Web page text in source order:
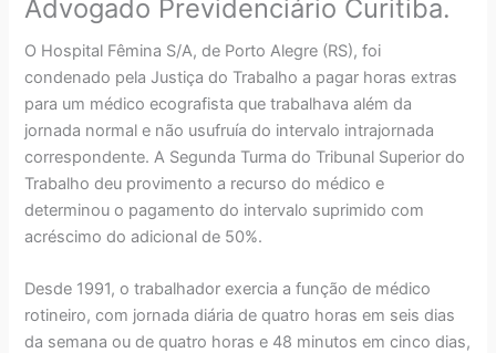
Advogado Previdenciário Curitiba.
O Hospital Fêmina S/A, de Porto Alegre (RS), foi
condenado pela Justiça do Trabalho a pagar horas extras
para um médico ecografista que trabalhava além da
jornada normal e não usufruía do intervalo intrajornada
correspondente. A Segunda Turma do Tribunal Superior do
Trabalho deu provimento a recurso do médico e
determinou o pagamento do intervalo suprimido com
acréscimo do adicional de 50%.
Desde 1991, o trabalhador exercia a função de médico
rotineiro, com jornada diária de quatro horas em seis dias
da semana ou de quatro horas e 48 minutos em cinco dias,